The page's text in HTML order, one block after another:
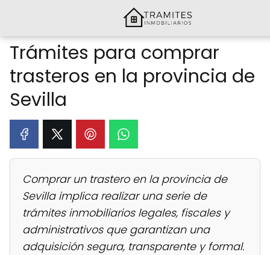
Trámites para comprar
trasteros en la provincia de
Sevilla
Comprar un trastero en la provincia de
Sevilla implica realizar una serie de
trámites inmobiliarios legales, fiscales y
administrativos que garantizan una
adquisición segura, transparente y formal.